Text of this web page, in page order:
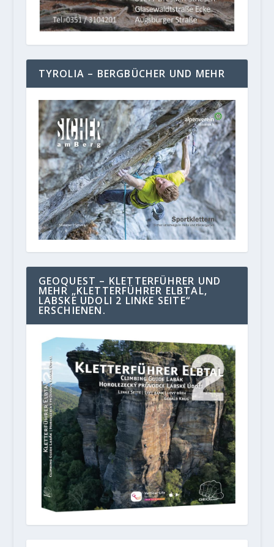
TYROLIA – BERGBÜCHER UND MEHR
GEOQUEST – KLETTERFÜHRER UND
MEHR „KLETTERFÜHRER ELBTAL,
LABSKE UDOLI 2 LINKE SEITE“
ERSCHIENEN.